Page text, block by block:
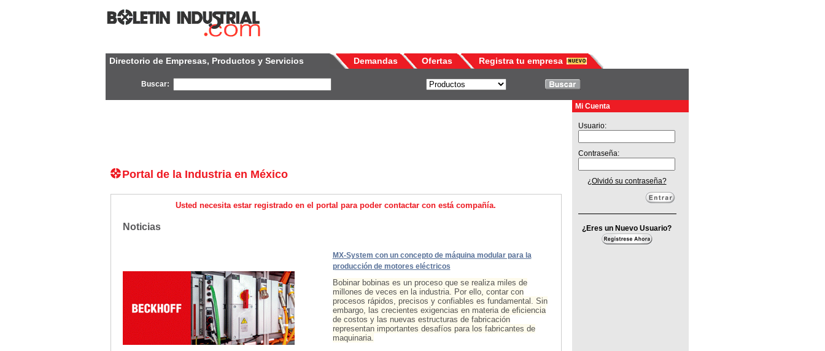
Directorio de Empresas, Productos y Servicios Demandas Ofertas Registra tu empresa
Buscar:
Mi Cuenta
Portal de la Industria en México
Usted necesita estar registrado en el portal para poder contactar con está compañía.
Noticias
MX-System con un concepto de máquina modular para la
producción de motores eléctricos
Bobinar bobinas es un proceso que se realiza miles de
millones de veces en la industria. Por ello, contar con
procesos rápidos, precisos y confiables es fundamental. Sin
embargo, las crecientes exigencias en materia de eficiencia
de costos y las nuevas estructuras de fabricación
representan importantes desafíos para los fabricantes de
maquinaria.
Usuario:
Contraseña:
¿Olvidó su contraseña?
¿Eres un Nuevo Usuario?